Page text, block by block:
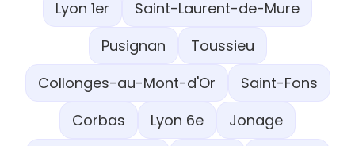
Lyon 1er
Saint-Laurent-de-Mure
Pusignan
Toussieu
Collonges-au-Mont-d'Or
Saint-Fons
Corbas
Lyon 6e Jonage